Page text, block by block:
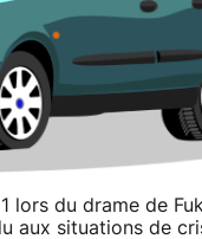
lors du drame de
aux situations de